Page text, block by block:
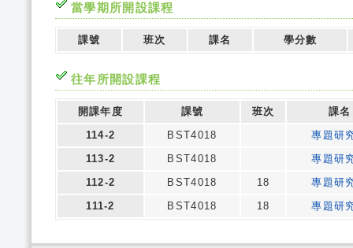
當學期所開設課程
課號 班次 課名 學分數
往年所開設課程
開課年度 課號 班次
課名
114-2
BST4018
專題研
113-2
BST4018
專題研
112-2
BST4018 18
專題研
111-2
BST4018 18 專題研